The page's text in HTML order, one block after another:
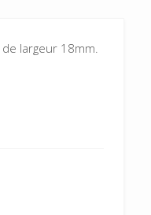
de largeur 18mm.